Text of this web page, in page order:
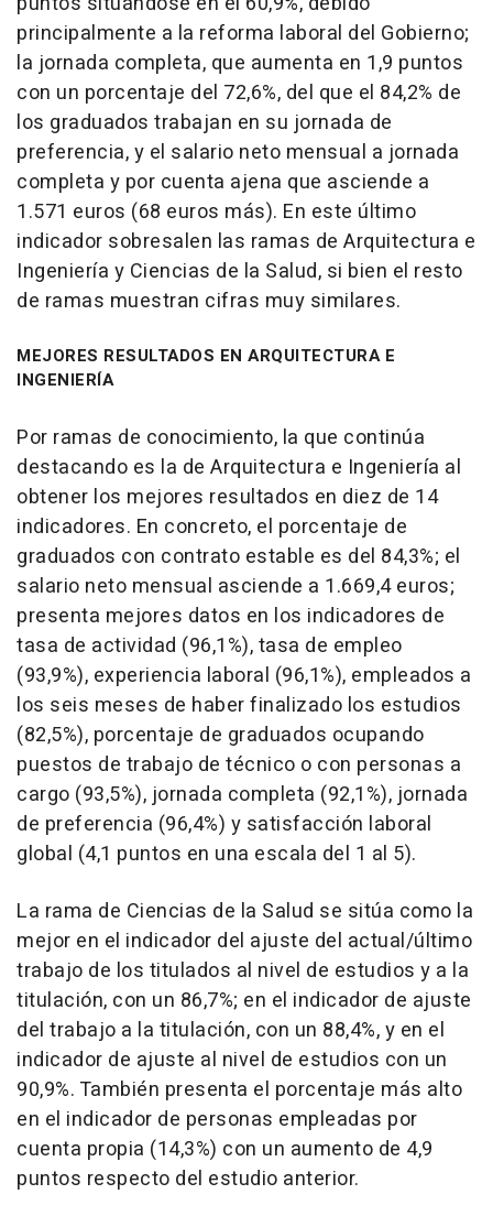
principalmente a la reforma laboral del Gobierno;
la jornada completa, que aumenta en 1,9 puntos
con un porcentaje del 72,6%, del que el 84,2% de
los graduados trabajan en su jornada de
preferencia, y el salario neto mensual a jornada
completa y por cuenta ajena que asciende a
1.571 euros (68 euros más). En este último
indicador sobresalen las ramas de Arquitectura e
Ingeniería y Ciencias de la Salud, si bien el resto
de ramas muestran cifras muy similares.
MEJORES RESULTADOS EN ARQUITECTURA E
INGENIERÍA
Por ramas de conocimiento, la que continúa
destacando es la de Arquitectura e Ingeniería al
obtener los mejores resultados en diez de 14
indicadores. En concreto, el porcentaje de
graduados con contrato estable es del 84,3%; el
salario neto mensual asciende a 1.669,4 euros;
presenta mejores datos en los indicadores de
tasa de actividad (96,1%), tasa de empleo
(93,9%), experiencia laboral (96,1%), empleados a
los seis meses de haber finalizado los estudios
(82,5%), porcentaje de graduados ocupando
puestos de trabajo de técnico o con personas a
cargo (93,5%), jornada completa (92,1%), jornada
de preferencia (96,4%) y satisfacción laboral
global (4,1 puntos en una escala del 1 al 5).
La rama de Ciencias de la Salud se sitúa como la
mejor en el indicador del ajuste del actual/último
trabajo de los titulados al nivel de estudios y a la
titulación, con un 86,7%; en el indicador de ajuste
del trabajo a la titulación, con un 88,4%, y en el
indicador de ajuste al nivel de estudios con un
90,9%. También presenta el porcentaje más alto
en el indicador de personas empleadas por
cuenta propia (14,3%) con un aumento de 4,9
puntos respecto del estudio anterior.